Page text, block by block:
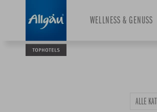
WELLNESS & GENUSS
ALLE